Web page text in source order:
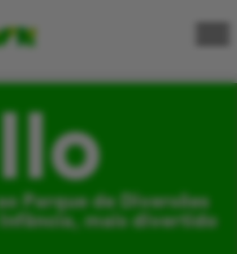
Parque de Diversões
mais divertido